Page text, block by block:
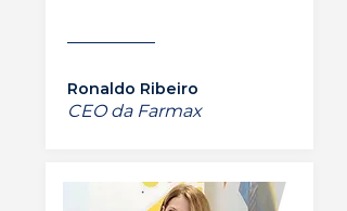
Ronaldo Ribeiro
CEO da Farmax